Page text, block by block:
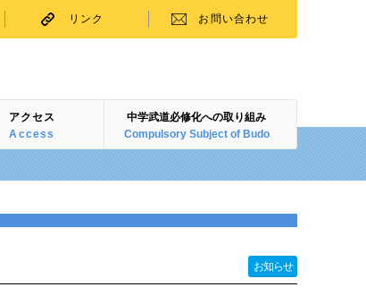
リンク お問い合わせ
アクセス
Access
中学武道必修化への取り組み
Compulsory Subject of Budo
お知らせ